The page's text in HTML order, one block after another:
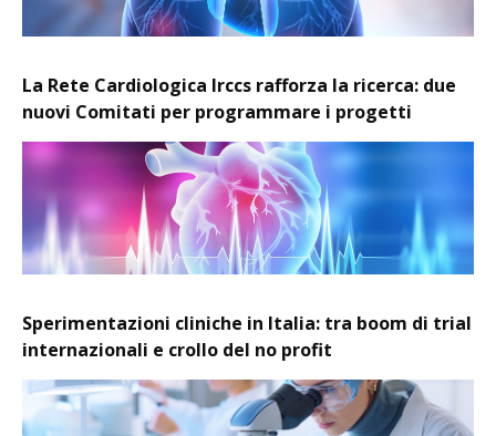
La Rete Cardiologica Irccs rafforza la ricerca: due
nuovi Comitati per programmare i progetti
Sperimentazioni cliniche in Italia: tra boom di trial
internazionali e crollo del no profit